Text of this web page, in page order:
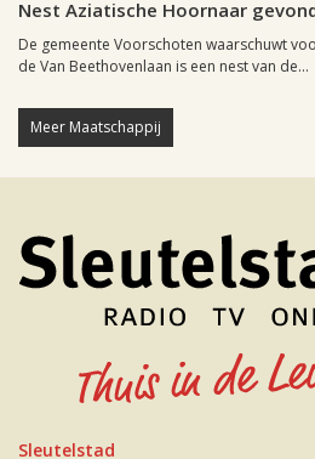
Nest Aziatische Hoornaar
De gemeente Voorschoten waarschuwt
de Van Beethovenlaan is een nest van de...
Meer Maatschappij
Sleutelstad